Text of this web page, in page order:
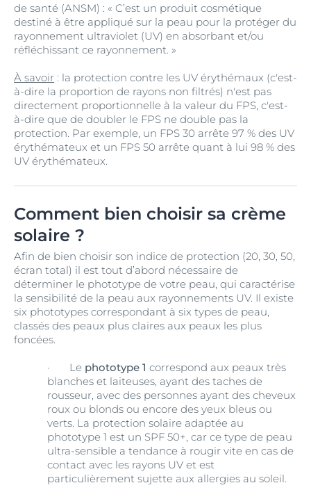
de santé (ANSM) : « C’est un produit cosmétique
destiné à être appliqué sur la peau pour la protéger du
rayonnement ultraviolet (UV) en absorbant et/ou
réfléchissant ce rayonnement. »
À savoir : la protection contre les UV érythémaux (c'est-
à-dire la proportion de rayons non filtrés) n'est pas
directement proportionnelle à la valeur du FPS, c'est-
à-dire que de doubler le FPS ne double pas la
protection. Par exemple, un FPS 30 arrête 97 % des UV
érythémateux et un FPS 50 arrête quant à lui 98 % des
UV érythémateux.
Comment bien choisir sa crème
solaire ?
Afin de bien choisir son indice de protection (20, 30, 50,
écran total) il est tout d’abord nécessaire de
déterminer le phototype de votre peau, qui caractérise
la sensibilité de la peau aux rayonnements UV. Il existe
six phototypes correspondant à six types de peau,
classés des peaux plus claires aux peaux les plus
foncées.
· Le phototype 1 correspond aux peaux très
blanches et laiteuses, ayant des taches de
rousseur, avec des personnes ayant des cheveux
roux ou blonds ou encore des yeux bleus ou
verts. La protection solaire adaptée au
phototype 1 est un SPF 50+, car ce type de peau
ultra-sensible a tendance à rougir vite en cas de
contact avec les rayons UV et est
particulièrement sujette aux allergies au soleil.